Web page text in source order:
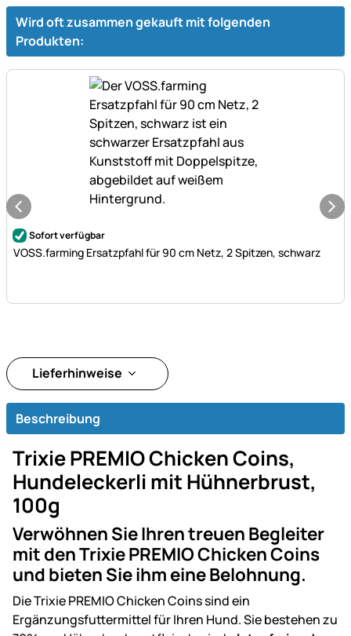
Wird oft zusammen gekauft mit folgenden
Produkten:
Noch keine Bewertungen abgegeben
Sofort verfügbar
VOSS.farming Ersatzpfahl für 90 cm Netz, 2 Spitzen, schwarz
Lieferhinweise
Beschreibung
Trixie PREMIO Chicken Coins,
Hundeleckerli mit Hühnerbrust,
100g
Verwöhnen Sie Ihren treuen Begleiter
mit den Trixie PREMIO Chicken Coins
und bieten Sie ihm eine Belohnung.
Die Trixie PREMIO Chicken Coins sind ein
Ergänzungsfuttermittel für Ihren Hund. Sie bestehen zu